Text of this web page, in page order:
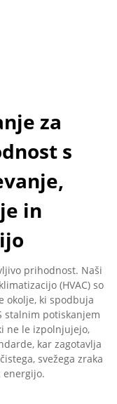
za
s
in
prihodnost. Naši
(HVAC) so
okolje, ki spodbuja
stalnim potiskanjem
ne le izpolnjujejo,
kar zagotavlja
svežega zraka
energijo.